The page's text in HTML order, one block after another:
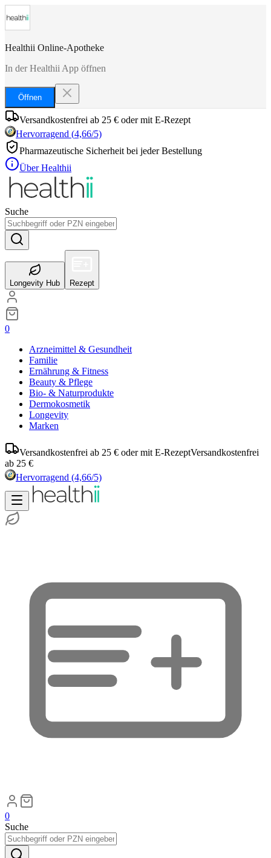
Healthii Online-Apotheke
In der Healthii App öffnen
Öffnen
Versandkostenfrei ab 25 € oder mit E-Rezept
Hervorragend (4,66/5)
Pharmazeutische Sicherheit bei jeder Bestellung
Über Healthii
Suche
Longevity Hub Rezept
0
Arzneimittel & Gesundheit
Familie
Ernährung & Fitness
Beauty & Pflege
Bio- & Naturprodukte
Dermokosmetik
Longevity
Marken
Versandkostenfrei ab 25 € oder mit E-RezeptVersandkostenfrei
ab 25 €
Hervorragend (4,66/5)
0
Suche